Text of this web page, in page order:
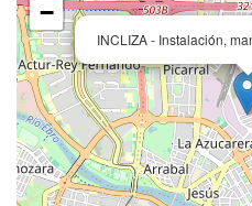
INCLIZA - Instalación,
−